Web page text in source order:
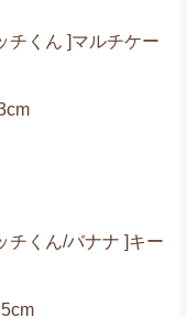
チくん ]マルチケー
チくん/バナナ ]キー